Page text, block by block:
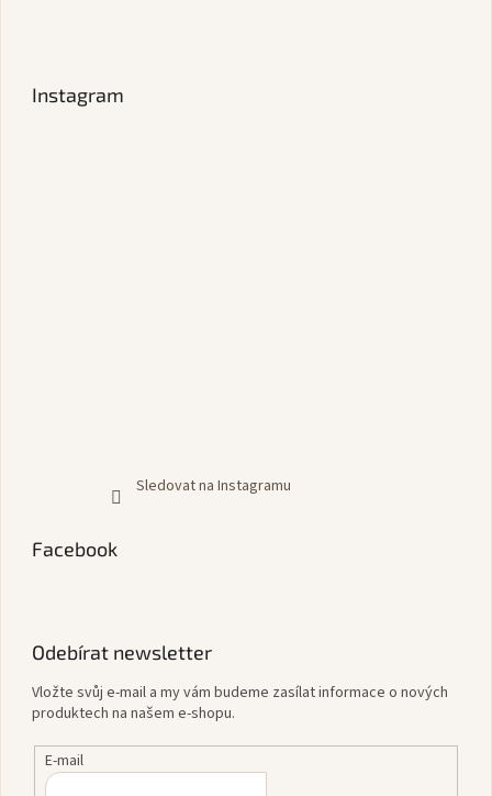
Instagram
Sledovat na Instagramu
Facebook
Odebírat newsletter
Vložte svůj e-mail a my vám budeme zasílat informace o nových
produktech na našem e-shopu.
E-mail